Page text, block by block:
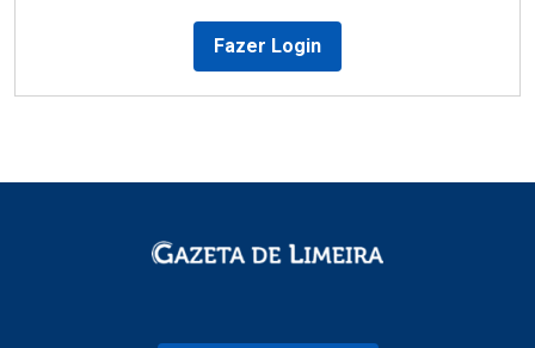
Fazer Login